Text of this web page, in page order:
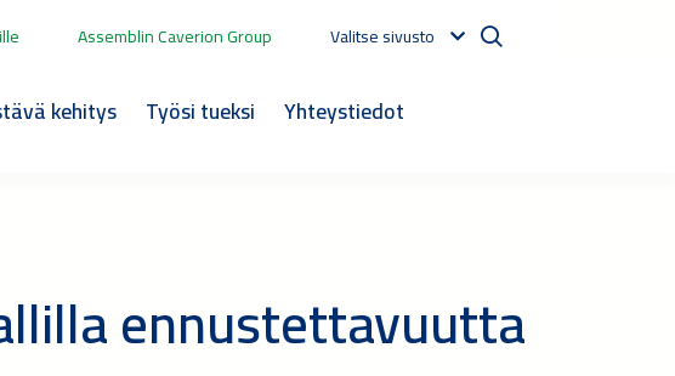
Assemblin Caverion Group Valitse sivusto
kehitys Työsi tueksi Yhteystiedot
ennustettavuutta